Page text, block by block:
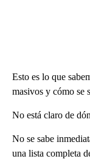
Esto es lo que
masivos y cómo se
No está claro de
No se sabe
una lista completa